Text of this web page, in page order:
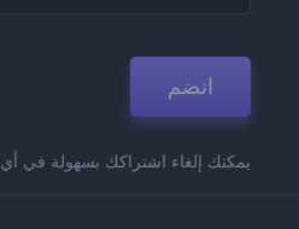
انضم
يمكنك إلغاء اشتراكك بسهولة في